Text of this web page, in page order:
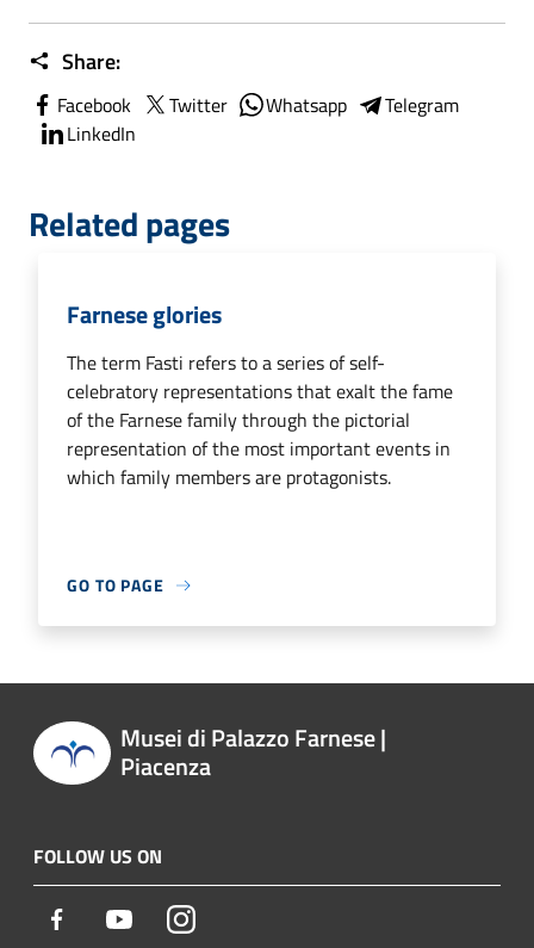
Share:
Facebook Twitter Whatsapp
Telegram
LinkedIn
Related pages
Farnese glories
The term Fasti refers to a series of self-
celebratory representations that exalt the fame
of the Farnese family through the pictorial
representation of the most important events in
which family members are protagonists.
GO TO PAGE
Musei di Palazzo Farnese |
Piacenza
FOLLOW US ON
Facebook YoutubeInstagram